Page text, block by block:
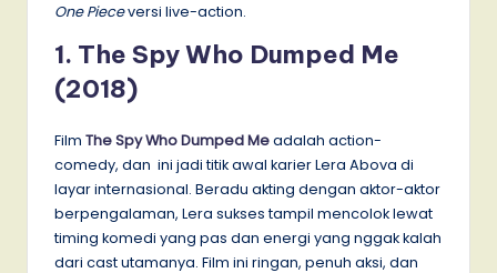
One Pieceversi live-action.
1. The Spy Who Dumped Me
(2018)
Film The Spy Who Dumped Meadalah action-
comedy, dan ini jadi titik awal karier Lera Abova di
layar internasional. Beradu akting dengan aktor-aktor
berpengalaman, Lera sukses tampil mencolok lewat
timing komedi yang pas dan energi yang nggak kalah
dari cast utamanya. Film ini ringan, penuh aksi, dan